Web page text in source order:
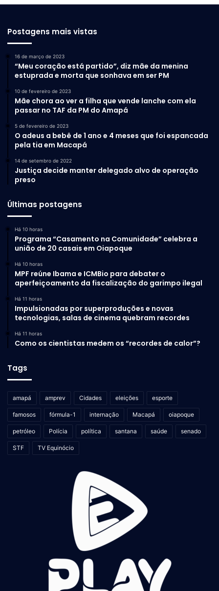
Postagens mais vistas
16 de março de 2023
“Meu coração está partido”, diz mãe da menina
estuprada e morta que sonhava em ser PM
10 de fevereiro de 2023
Mãe chora ao ver a filha que vende lanche com ela
passar no TAF da PM do Amapá
5 de fevereiro de 2023
O adeus a bebê de 1 ano e 4 meses que foi espancada
pela tia em Macapá
14 de setembro de 2022
Justiça decide manter delegado alvo de operação
preso
Últimas postagens
Há 10 horas
Programa “Casamento na Comunidade” celebra a
união de 20 casais em Oiapoque
Há 10 horas
MPF reúne Ibama e ICMBio para debater o
aperfeiçoamento da fiscalização do garimpo ilegal
Há 11 horas
Impulsionadas por superproduções e novas
tecnologias, salas de cinema quebram recordes
Há 11 horas
Como os cientistas medem os “recordes de calor”?
Tags
amapá amprev Cidades eleições esporte
famosos fórmula-1 internação Macapá oiapoque
petróleo Polícia política santana saúde senado
STF TV Equinócio